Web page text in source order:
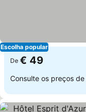
Escolha popular
De € 49
Consulte os preços de